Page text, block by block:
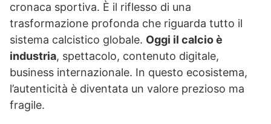
cronaca sportiva. È il riflesso di una
trasformazione profonda che riguarda tutto il
sistema calcistico globale. Oggi il calcio è
industria, spettacolo, contenuto digitale,
business internazionale. In questo ecosistema,
l’autenticità è diventata un valore prezioso ma
fragile.